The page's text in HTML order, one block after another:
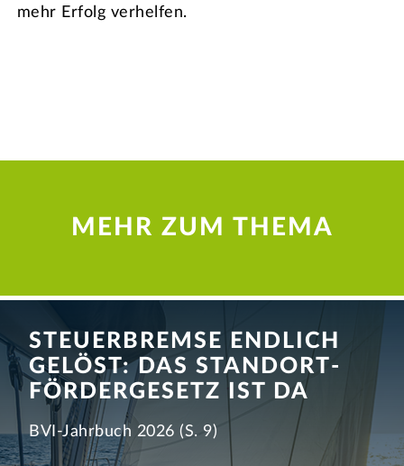
mehr Erfolg verhelfen.
MEHR ZUM THEMA
STEUER­BREM­SE ENDLICH
GELÖST: DAS STAND­ORT­
FÖRDER­GESETZ IST DA
BVI-Jahrbuch 2026 (S. 9)